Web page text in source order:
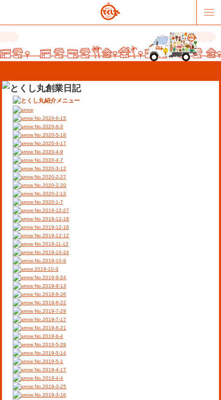
販売パートナー募集
オススメリンク
お問合せ
No.2020-6-15
No.2020-6-3
No.2020-5-18
No.2020-4-17
No.2020-4-9
No.2020-4-7
No.2020-3-12
No.2020-2-27
No.2020-2-20
No.2020-2-13
No.2020-1-7
No.2019-12-27
No.2019-12-18
No.2019-12-16
No.2019-12-12
No.2019-11-12
No.2019-10-24
No.2019-10-9
2019-10-3
No.2019-9-24
No.2019-9-13
No.2018-8-26
No.2019-8-22
No.2019-7-29
No.2019-7-17
No.2019-6-21
No.2019-6-4
No.2019-5-29
No.2019-5-14
No.2019-5-1
No.2019-4-17
No.2019-4-4
No.2019-3-25
No.2019-3-16